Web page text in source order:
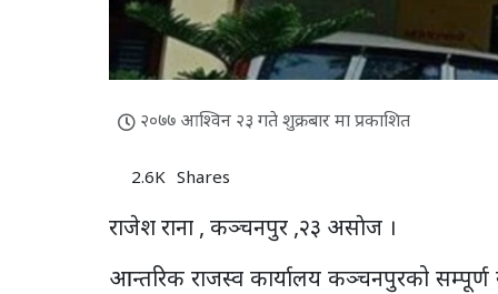
२०७७ आश्विन २३ गते शुक्रबार मा प्रकाशित
2.6K Shares
राजेश राना , कञ्चनपुर ,२३ असाेज ।
आन्तरिक राजस्व कार्यालय कञ्चनपुरको सम्पूर्ण